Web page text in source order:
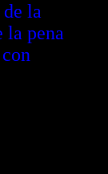
la
pena